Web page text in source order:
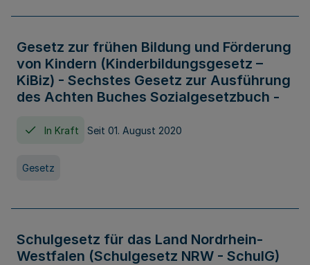
Gesetz zur frühen Bildung und Förderung
von Kindern (Kinderbildungsgesetz –
KiBiz) - Sechstes Gesetz zur Ausführung
des Achten Buches Sozialgesetzbuch -
In Kraft Seit 01. August 2020
Gesetz
Schulgesetz für das Land Nordrhein-
Westfalen (Schulgesetz NRW - SchulG)